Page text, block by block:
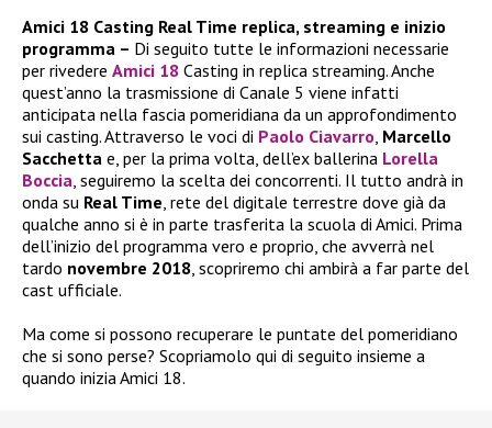
Amici 18 Casting Real Time replica, streaming e inizio
programma – Di seguito tutte le informazioni necessarie
per rivedere Amici 18 Casting in replica streaming. Anche
quest’anno la trasmissione di Canale 5 viene infatti
anticipata nella fascia pomeridiana da un approfondimento
sui casting. Attraverso le voci di Paolo Ciavarro, Marcello
Sacchetta e, per la prima volta, dell’ex ballerina Lorella
Boccia, seguiremo la scelta dei concorrenti. Il tutto andrà in
onda su Real Time, rete del digitale terrestre dove già da
qualche anno si è in parte trasferita la scuola di Amici. Prima
dell’inizio del programma vero e proprio, che avverrà nel
tardo novembre 2018, scopriremo chi ambirà a far parte del
cast ufficiale.
Ma come si possono recuperare le puntate del pomeridiano
che si sono perse? Scopriamolo qui di seguito insieme a
quando inizia Amici 18.